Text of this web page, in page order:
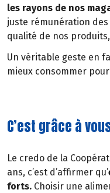
les rayons de nos
juste rémunération
qualité de nos
Un véritable geste en
mieux consommer
C’est grâce à
Le credo de la
ans, c’est d’affirmer qu’
forts. Choisir une